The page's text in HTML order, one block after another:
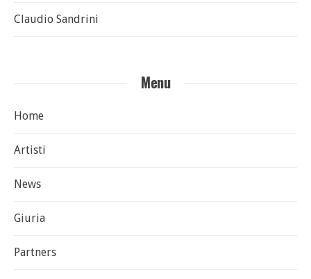
Claudio Sandrini
Menu
Home
Artisti
News
Giuria
Partners